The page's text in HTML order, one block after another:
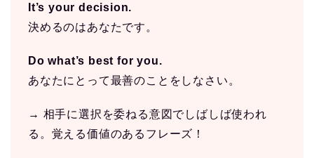
It’s your decision.
決めるのはあなたです。
Do what’s best for you.
あなたにとって最善のことをしなさい。
→ 相手に選択を委ねる意図でしばしば使われ
る。覚える価値のあるフレーズ！